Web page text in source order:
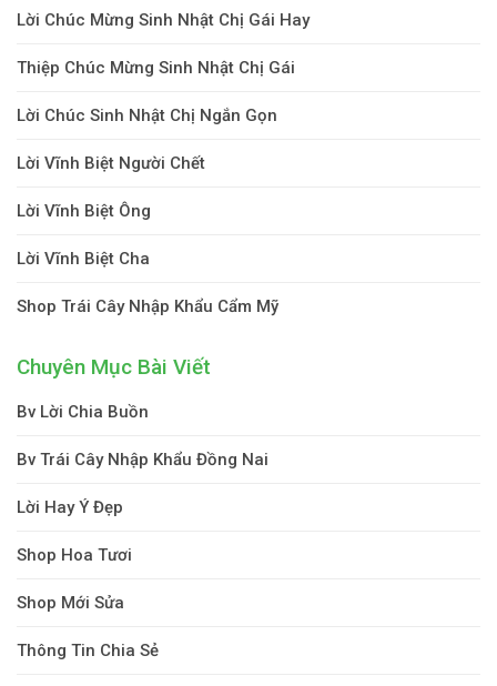
Lời Chúc Mừng Sinh Nhật Chị Gái Hay
Thiệp Chúc Mừng Sinh Nhật Chị Gái
Lời Chúc Sinh Nhật Chị Ngắn Gọn
Lời Vĩnh Biệt Người Chết
Lời Vĩnh Biệt Ông
Lời Vĩnh Biệt Cha
Shop Trái Cây Nhập Khẩu Cẩm Mỹ
Chuyên Mục Bài Viết
Bv Lời Chia Buồn
Bv Trái Cây Nhập Khẩu Đồng Nai
Lời Hay Ý Đẹp
Shop Hoa Tươi
Shop Mới Sửa
Thông Tin Chia Sẻ